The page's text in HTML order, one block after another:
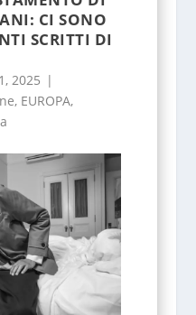
CI SONO
SCRITTI DI
2025 |
, EUROPA,